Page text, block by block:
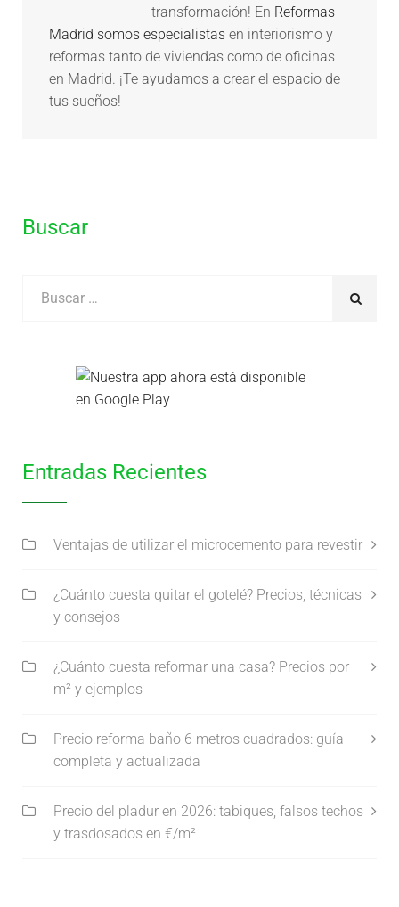
transformación! En Reformas
Madrid somos especialistas en interiorismo y
reformas tanto de viviendas como de oficinas
en Madrid. ¡Te ayudamos a crear el espacio de
tus sueños!
Buscar
Entradas Recientes
Ventajas de utilizar el microcemento para revestir
¿Cuánto cuesta quitar el gotelé? Precios, técnicas
y consejos
¿Cuánto cuesta reformar una casa? Precios por
m² y ejemplos
Precio reforma baño 6 metros cuadrados: guía
completa y actualizada
Precio del pladur en 2026: tabiques, falsos techos
y trasdosados en €/m²